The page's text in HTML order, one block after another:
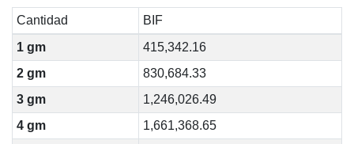
Cantidad
BIF
1 gm
415,342.16
2 gm
830,684.33
3 gm
1,246,026.49
4 gm
1,661,368.65